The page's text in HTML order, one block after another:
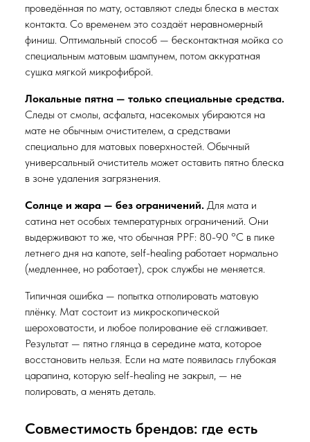
проведённая по мату, оставляют следы блеска в местах
контакта. Со временем это создаёт неравномерный
финиш. Оптимальный способ — бесконтактная мойка со
специальным матовым шампунем, потом аккуратная
сушка мягкой микрофиброй.
Локальные пятна — только специальные средства.
Следы от смолы, асфальта, насекомых убираются на
мате не обычным очистителем, а средствами
специально для матовых поверхностей. Обычный
универсальный очиститель может оставить пятно блеска
в зоне удаления загрязнения.
Солнце и жара — без ограничений. Для мата и
сатина нет особых температурных ограничений. Они
выдерживают то же, что обычная PPF: 80-90 °C в пике
летнего дня на капоте, self-healing работает нормально
(медленнее, но работает), срок службы не меняется.
Типичная ошибка — попытка отполировать матовую
плёнку. Мат состоит из микроскопической
шероховатости, и любое полирование её сглаживает.
Результат — пятно глянца в середине мата, которое
восстановить нельзя. Если на мате появилась глубокая
царапина, которую self-healing не закрыл, — не
полировать, а менять деталь.
Совместимость брендов: где есть